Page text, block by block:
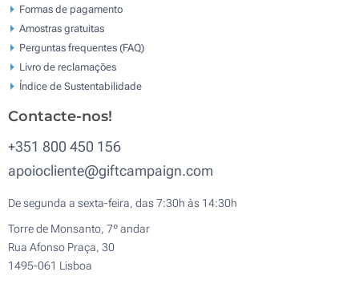
Formas de pagamento
Amostras gratuitas
Perguntas frequentes (FAQ)
Livro de reclamaçōes
Índice de Sustentabilidade
Contacte-nos!
+351 800 450 156
apoiocliente@giftcampaign.com
De segunda a sexta-feira, das 7:30h às 14:30h
Torre de Monsanto, 7º andar
Rua Afonso Praça, 30
1495-061 Lisboa